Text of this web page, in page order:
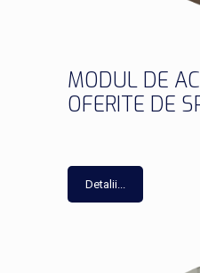
MODUL DE
OFERITE DE
Detalii...